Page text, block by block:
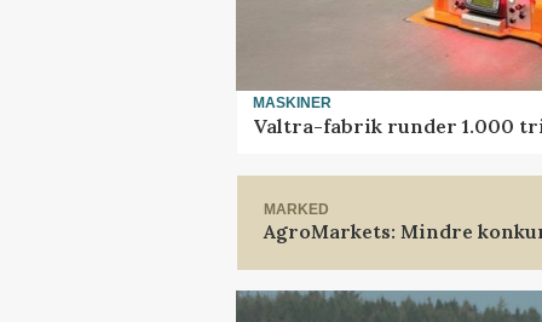
MASKINER
Valtra-fabrik runder 1.000
MARKED
AgroMarkets: Mindre